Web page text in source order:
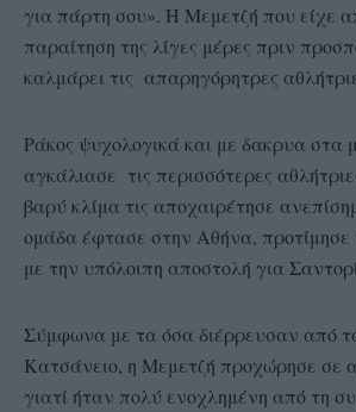
για πάρτη σου». Η Μεμετζή που είχε
παραίτηση της λίγες μέρες πριν
καλμάρει τις απαρηγόρητρες
Ράκος ψυχολογικά και με δακρυα στα
αγκάλιασε τις περισσότερες
βαρύ κλίμα τις αποχαιρέτησε
ομάδα έφτασε στην Αθήνα, προτίμησε
με την υπόλοιπη αποστολή για
Σύμφωνα με τα όσα διέρρευσαν από
Κατσάνειο, η Μεμετζή προχώρησε σε
γιατί ήταν πολύ ενοχλημένη από τη